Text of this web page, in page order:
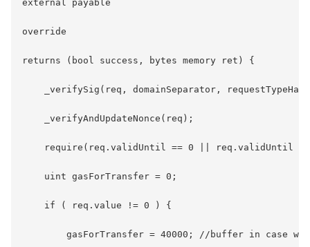
external payable
override
returns (bool success, bytes memory ret) {
_verifySig(req, domainSeparator,
    _verifyAndUpdateNonce(req);
require(req.validUntil == 0 || req.validUntil
    uint gasForTransfer = 0;
    if ( req.value != 0 ) {
gasForTransfer = 40000; //buffer in case